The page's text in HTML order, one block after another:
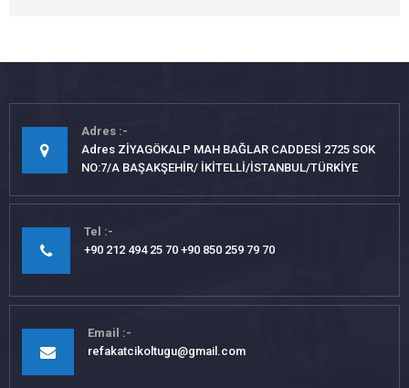
Adres
Adres ZİYAGÖKALP MAH BAĞLAR CADDESİ 2725 SOK
NO:7/A BAŞAKŞEHİR/ İKİTELLİ/İSTANBUL/TÜRKİYE
Tel
+90 212 494 25 70 +90 850 259 79 70
Email
refakatcikoltugu@gmail.com